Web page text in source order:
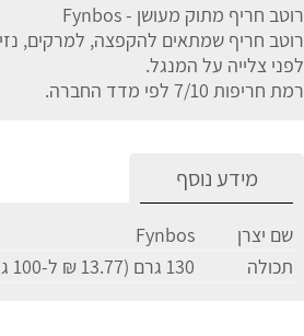
רוטב חריף מתוק מעושן - Fynbos
רוטב חריף שמתאים להקפצה, למרקים,
לפני צלייה על המנגל.
רמת חריפות 7/10 לפי מדד החברה.
מידע נוסף
שם יצרן
Fynbos
תכולה
130 גרם (13.77 ₪ ל-100 גרם)